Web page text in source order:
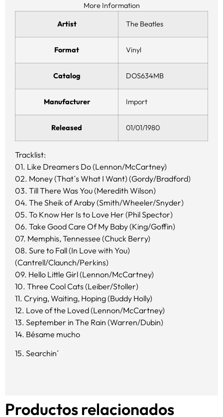
More Information
Artist The Beatles
Format Vinyl
Catalog DOS634MB
Manufacturer Import
Released 01/01/1980
Tracklist:
01. Like Dreamers Do (Lennon/McCartney)
02. Money (That´s What I Want) (Gordy/Bradford)
03. Till There Was You (Meredith Wilson)
04. The Sheik of Araby (Smith/Wheeler/Snyder)
05. To Know Her Is to Love Her (Phil Spector)
06. Take Good Care Of My Baby (King/Goffin)
07. Memphis, Tennessee (Chuck Berry)
08. Sure to Fall (In Love with You)
(Cantrell/Claunch/Perkins)
09. Hello Little Girl (Lennon/McCartney)
10. Three Cool Cats (Leiber/Stoller)
11. Crying, Waiting, Hoping (Buddy Holly)
12. Love of the Loved (Lennon/McCartney)
13. September in The Rain (Warren/Dubin)
14. Bésame mucho
15. Searchin´
Productos relacionados